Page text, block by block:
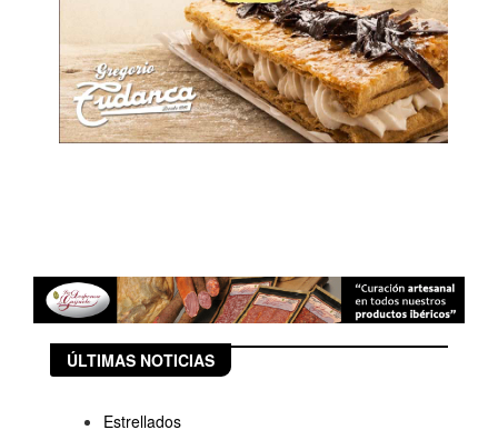
ÚLTIMAS NOTICIAS
Estrellados